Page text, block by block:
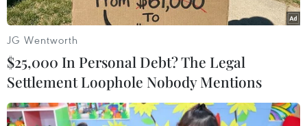
Tổng thống đắc cử Mỹ Donald Trump đã xoa dịu những
căng thẳng đang leo thang giữa Mỹ và Nga liên quan
tới cáo buộc Nga tấn công mạng của Mỹ.
JG Wentworth
$25,000 In Personal Debt? The Legal
Settlement Loophole Nobody Mentions